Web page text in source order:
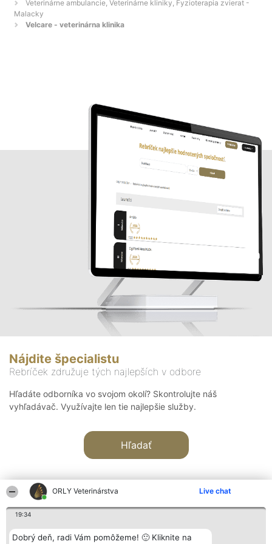
ORLY Veterinárstva Live chat
19:34
Dobrý deň, radi Vám pomôžeme! 🙂 Kliknite na
Veterinárne ambulancie, Veterinárne kliniky, Fyzioterapia zvierat -
Malacky
Velcare - veterinárna klinika
Nájdite špecialistu
Rebríček združuje tých najlepších v odbore
Hľadáte odborníka vo svojom okolí? Skontrolujte náš
vyhľadávač. Využívajte len tie najlepšie služby.
Hľadať
Organizátor hodnotenia Hodnotenie Kontakt